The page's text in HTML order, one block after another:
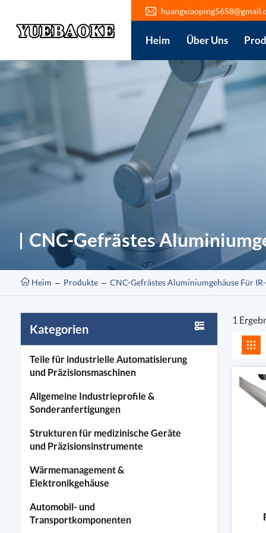
Heim Über Uns
CNC-Gefrästes
Heim Produkte CNC-Gefrästes Aluminiumgehäuse Für
Kategorien
Teile für industrielle Automatisierung
und Präzisionsmaschinen
Allgemeine Industrieprofile &
Sonderanfertigungen
Strukturen für medizinische Geräte
und Präzisionsinstrumente
Wärmemanagement &
Elektronikgehäuse
Automobil- und
Transportkomponenten
1